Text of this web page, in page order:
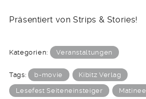
Präsentiert von Strips & Stories!
Kategorien: Veranstaltungen
Tags: b-movie Kibitz Verlag
Lesefest Seiteneinsteiger Matinee